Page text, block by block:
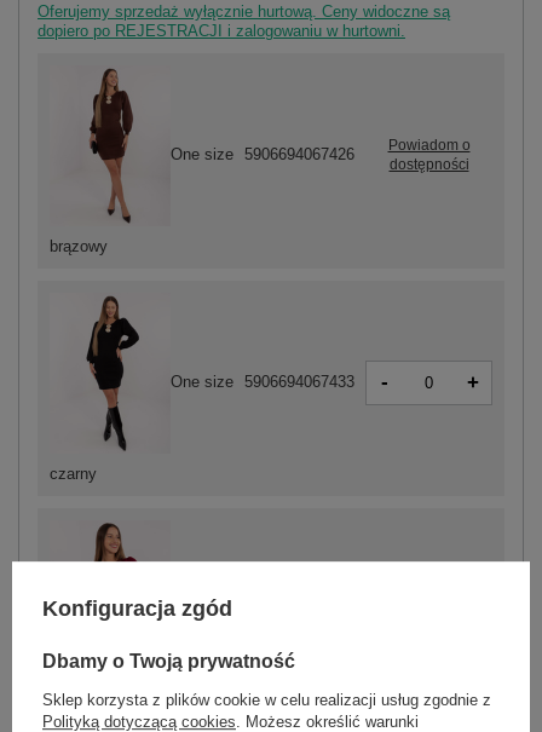
Oferujemy sprzedaż wyłącznie hurtową. Ceny widoczne są
dopiero po REJESTRACJI i zalogowaniu w hurtowni.
czarny
One size 5906694067433 - +
bordowy
One size
brązowy
One size 5906694067426
Powiadom o
dostępności
Konfiguracja zgód
Dbamy o Twoją prywatność
Sklep korzysta z plików cookie w celu realizacji usług zgodnie z
Polityką dotyczącą cookies . Możesz określić warunki